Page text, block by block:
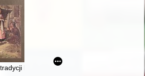
kulturowej Rzeczypospolitej